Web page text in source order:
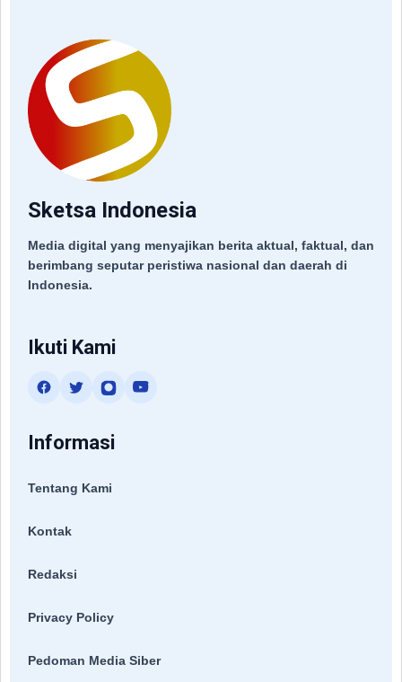
Sketsa Indonesia
Media digital yang menyajikan berita aktual, faktual, dan
berimbang seputar peristiwa nasional dan daerah di
Indonesia.
Ikuti Kami
Informasi
Tentang Kami
Kontak
Redaksi
Privacy Policy
Pedoman Media Siber